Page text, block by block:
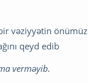
vəziyyətin
qeyd edib
verməyib.